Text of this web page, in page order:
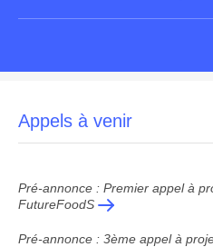
Appels à venir
Pré-annonce : Premier appel à
FutureFoodS
Pré-annonce : 3ème appel à